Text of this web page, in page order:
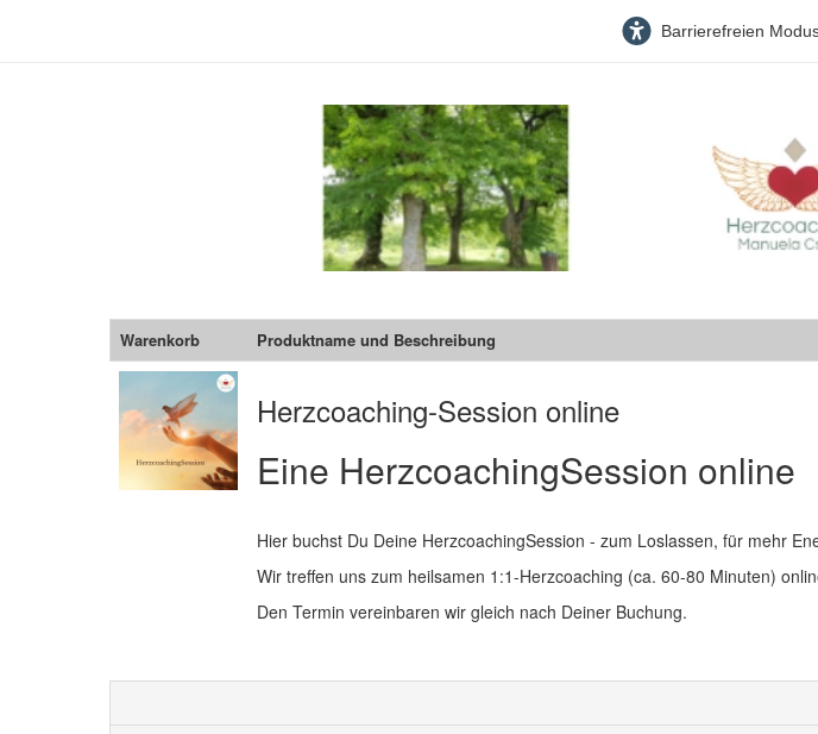
Barrierefreien
Warenkorb Produktname und Beschreibung
Herzcoaching-Session online
Eine HerzcoachingSession online
Hier buchst Du Deine HerzcoachingSession - zum Loslassen, für mehr
Wir treffen uns zum heilsamen 1:1-Herzcoaching (ca. 60-80 Minuten)
Den Termin vereinbaren wir gleich nach Deiner Buchung.